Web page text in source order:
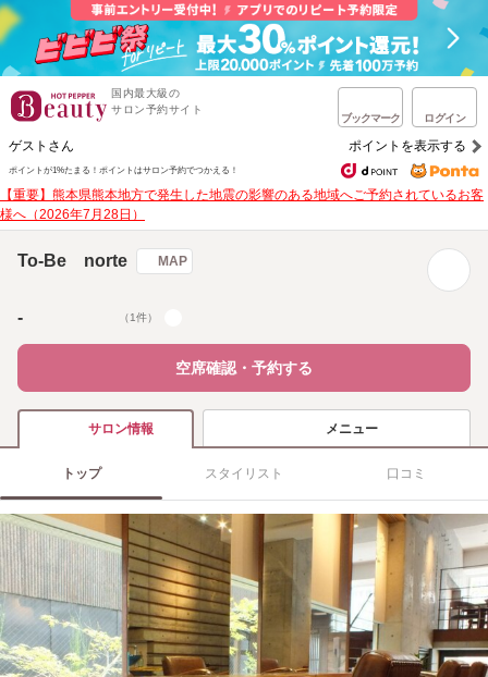
国内最大級の
サロン予約サイト
ブックマーク ログイン
ゲストさん ポイントを表示する
ポイントが1%たまる！ ポイントはサロン予約でつかえる！
【重要】熊本県熊本地方で発生した地震の影響のある地域へご予約されているお客
様へ（2026年7月28日）
To-Be norte MAP
- （1件）
空席確認・予約する
サロン情報 メニュー
トップ スタイリスト 口コミ